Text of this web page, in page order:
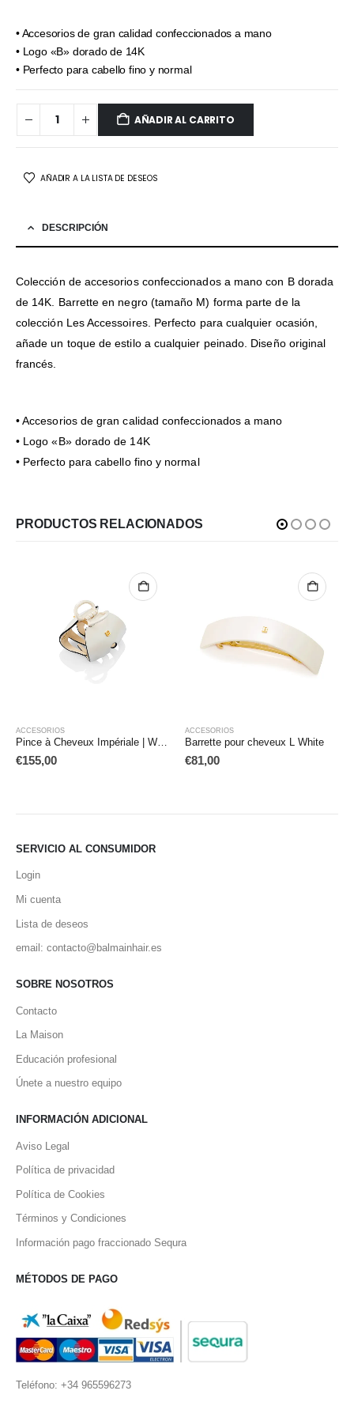
• Accesorios de gran calidad confeccionados a mano
• Logo «B» dorado de 14K
• Perfecto para cabello fino y normal
AÑADIR AL CARRITO
AÑADIR A LA LISTA DE DESEOS
DESCRIPCIÓN
Colección de accesorios confeccionados a mano con B dorada
de 14K. Barrette en negro (tamaño M) forma parte de la
colección Les Accessoires. Perfecto para cualquier ocasión,
añade un toque de estilo a cualquier peinado. Diseño original
francés.
• Accesorios de gran calidad confeccionados a mano
• Logo «B» dorado de 14K
• Perfecto para cabello fino y normal
PRODUCTOS RELACIONADOS
ACCESORIOS
Pince à Cheveux Impériale | White/Black
€155,00
ACCESORIOS
Barrette pour cheveux L White
€81,00
SERVICIO AL CONSUMIDOR
Login
Mi cuenta
Lista de deseos
email: contacto@balmainhair.es
SOBRE NOSOTROS
Contacto
La Maison
Educación profesional
Únete a nuestro equipo
INFORMACIÓN ADICIONAL
Aviso Legal
Política de privacidad
Política de Cookies
Términos y Condiciones
Información pago fraccionado Sequra
MÉTODOS DE PAGO
Teléfono: +34 965596273